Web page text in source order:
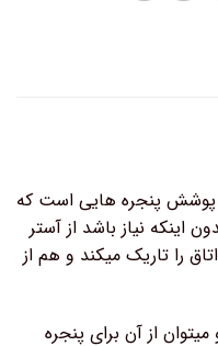
پوشش پنجره هایی است که
اینکه نیاز باشد از آستر
را تاریک میکند و هم از
از آن برای پنجره